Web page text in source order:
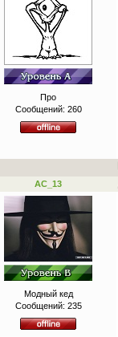
Про
Сообщений: 260
AC_13
Модный кед
Сообщений: 235